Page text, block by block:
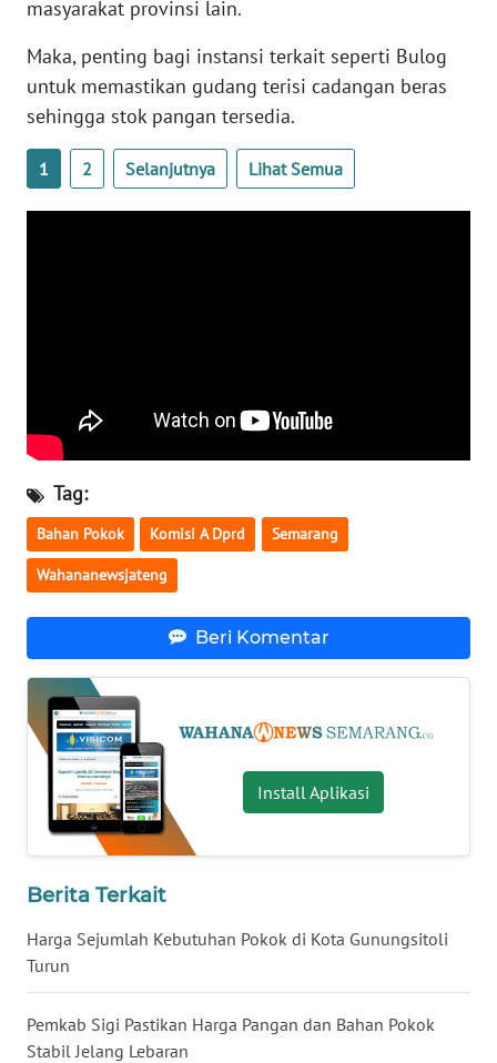
masyarakat provinsi lain.
Maka, penting bagi instansi terkait seperti Bulog
untuk memastikan gudang terisi cadangan beras
sehingga stok pangan tersedia.
1 2 Selanjutnya Lihat Semua
Tag:
Bahan Pokok Komisi A Dprd Semarang
Wahananewsjateng
Beri Komentar
Install Aplikasi
Berita Terkait
Harga Sejumlah Kebutuhan Pokok di Kota Gunungsitoli
Turun
Pemkab Sigi Pastikan Harga Pangan dan Bahan Pokok
Stabil Jelang Lebaran
JAMBI
WN
SULTRA
WN
NTB
BABEL
SUMBAR
WN
SUMSEL
BENGKULU
WN
LAMPUNG
WN
JATENG
WN
NUSANTARA
WN
JOGJA
WN